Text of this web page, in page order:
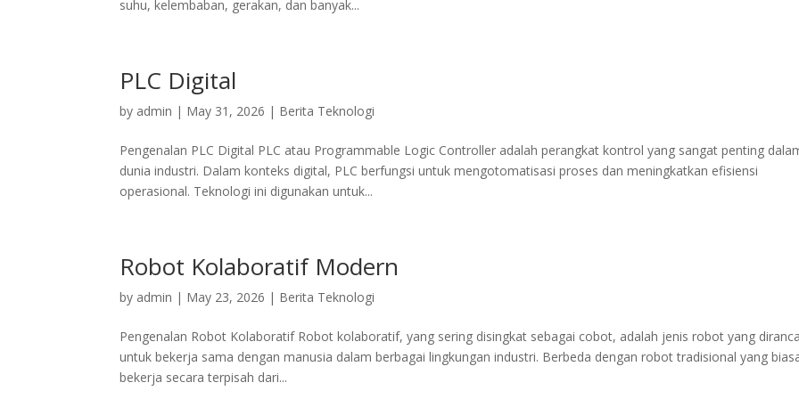
suhu, kelembaban, gerakan, dan banyak...
PLC Digital
by admin | May 31, 2026 | Berita Teknologi
Pengenalan PLC Digital PLC atau Programmable Logic Controller adalah perangkat kontrol yang sangat penting
dunia industri. Dalam konteks digital, PLC berfungsi untuk mengotomatisasi proses dan meningkatkan efisiensi
operasional. Teknologi ini digunakan untuk...
Robot Kolaboratif Modern
by admin | May 23, 2026 | Berita Teknologi
Pengenalan Robot Kolaboratif Robot kolaboratif, yang sering disingkat sebagai cobot, adalah jenis robot yang
untuk bekerja sama dengan manusia dalam berbagai lingkungan industri. Berbeda dengan robot tradisional yang
bekerja secara terpisah dari...